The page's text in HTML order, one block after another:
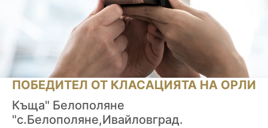
ПОБЕДИТЕЛ ОТ КЛАСАЦИЯТА НА ОРЛИ
Къща" Белополяне
"с.Белополяне,Ивайловград.